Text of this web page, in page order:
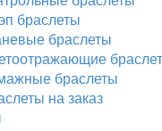
браслеты
браслеты
браслеты
на заказ